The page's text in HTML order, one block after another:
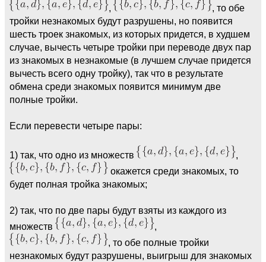
,
, то обе
тройки незнакомых будут разрушены, но появится
шесть троек знакомых, из которых придется, в худшем
случае, вычесть четыре тройки при переводе двух пар
из знакомых в незнакомые (в лучшем случае придется
вычесть всего одну тройку), так что в результате
обмена среди знакомых появится минимум две
полные тройки.
Если перевести четыре пары:
1) так, что одно из множеств
,
окажется среди знакомых, то
будет полная тройка знакомых;
2) так, что по две пары будут взяты из каждого из
множеств
,
, то обе полные тройки
незнакомых будут разрушены, выигрыш для знакомых